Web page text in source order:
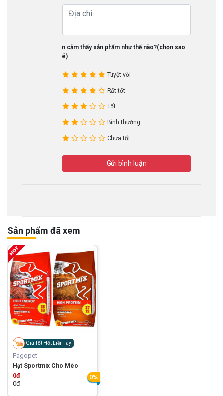
Bạn cảm thấy sản phẩm như thế nào?(chọn sao
nhé)
Tuyệt vời
Rất tốt
Tốt
Bình thường
Chưa tốt
Gửi bình luận
Sản phẩm đã xem
Giá Tốt Hốt Liền Tay
Fagopet
Hạt Sportmix Cho Mèo
0đ
0đ
0%